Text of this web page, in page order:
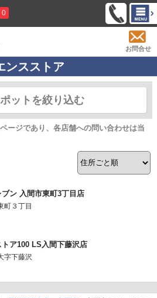
0
お問合せ
ンスストア
ットを絞り込む
ージであり、各店舗への問い合わせは当
ン 入間市東町3丁目店
町３丁目
トア100 LS入間下藤沢店
字下藤沢